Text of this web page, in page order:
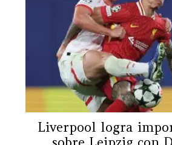
Liverpool logra